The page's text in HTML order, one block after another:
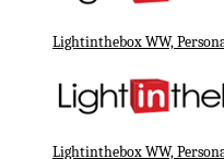
Lightinthebox WW,
Lightinthebox WW,